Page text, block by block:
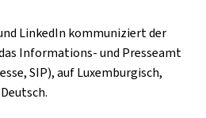
LinkedIn kommuniziert der
Informations- und Presseamt
SIP), auf Luxemburgisch,